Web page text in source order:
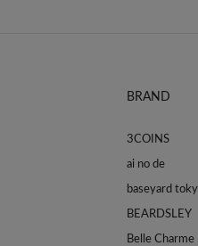
BRAND
3COINS
ai no de
baseyard
BEARDSLEY
Belle Charme